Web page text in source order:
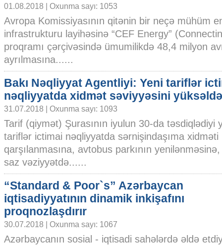
01.08.2018 | Oxunma sayı: 1053
Avropa Komissiyasının qitənin bir neçə mühüm
infrastrukturu layihəsinə “CEF Energy”
proqramı çərçivəsində ümumilikdə 48,4 milyon
ayrılmasına......
Bakı Nəqliyyat Agentliyi: Yeni tariflər
nəqliyyatda xidmət səviyyəsini
31.07.2018 | Oxunma sayı: 1093
Tarif (qiymət) Şurasının iyulun 30-da təsdiqlədiyi
tariflər ictimai nəqliyyatda sərnişindaşıma
qarşılanmasına, avtobus parkının
saz vəziyyətdə......
“Standard & Poor`s” Azərbaycan
iqtisadiyyatının dinamik inkişafını
proqnozlaşdırır
30.07.2018 | Oxunma sayı: 1067
Azərbaycanın sosial - iqtisadi sahələrdə əldə